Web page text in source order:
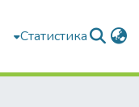
Статистика